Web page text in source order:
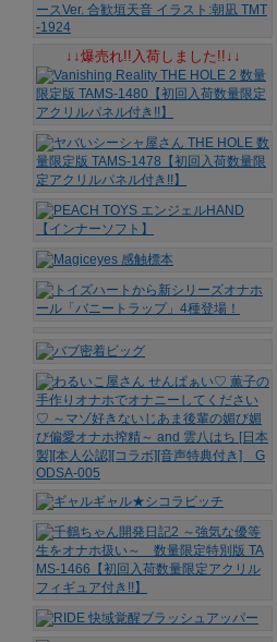
↓↓爆売れ!!入荷しました!!↓↓